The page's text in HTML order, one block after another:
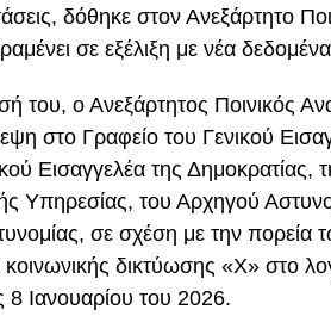
δόθηκε στον Ανεξάρτητο
σε εξέλιξη με νέα
του, ο Ανεξάρτητος Ποινικός
στο Γραφείο του Γενικού
Εισαγγελέα της Δημοκρατίας,
Υπηρεσίας, του Αρχηγού
σε σχέση με την πορεία
δικτύωσης «Χ» στο
8 Ιανουαρίου του 2026.